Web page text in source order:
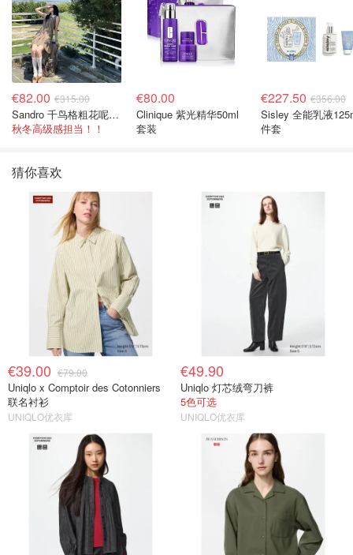
€82.00 €315.00
Sandro 千鸟格粗花呢连衣裙
秋冬高级感担当！！
€80.00
Clinique 紫光精华50ml
套装
€227.50 €356.00
Sisley 全能乳液
件套
猜你喜欢
€39.00 €79.00
Uniqlo x Comptoir des Cotonniers
联名衬衫
UNIQLO优衣库
€49.90
Uniqlo 灯芯绒弯刀裤
5色可选
UNIQLO优衣库